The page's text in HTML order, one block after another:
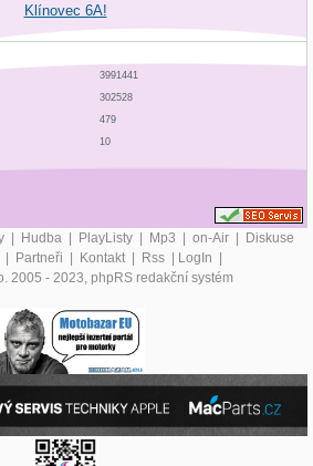
Klínovec 6A!
3991441
302528
479
10
| Hudba | PlayListy | Mp3 | on-Air | Diskuse
| Partneři | Kontakt | Rss | LogIn |
2005 - 2023, phpRS redakční systém